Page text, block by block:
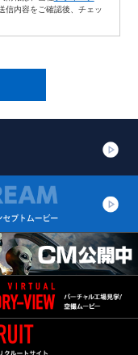
信内容をご確認後、チェッ